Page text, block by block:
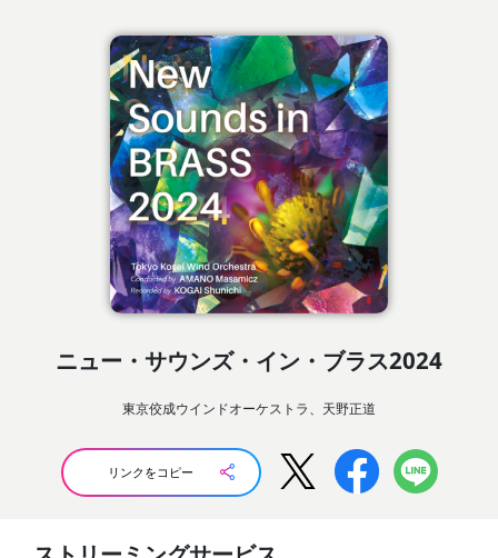
ニュー・サウンズ・イン・ブラス2024
東京佼成ウインドオーケストラ、天野正道
リンクをコピー